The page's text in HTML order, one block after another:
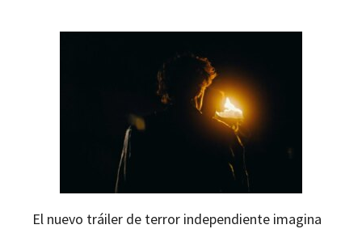
El nuevo tráiler de terror independiente imagina